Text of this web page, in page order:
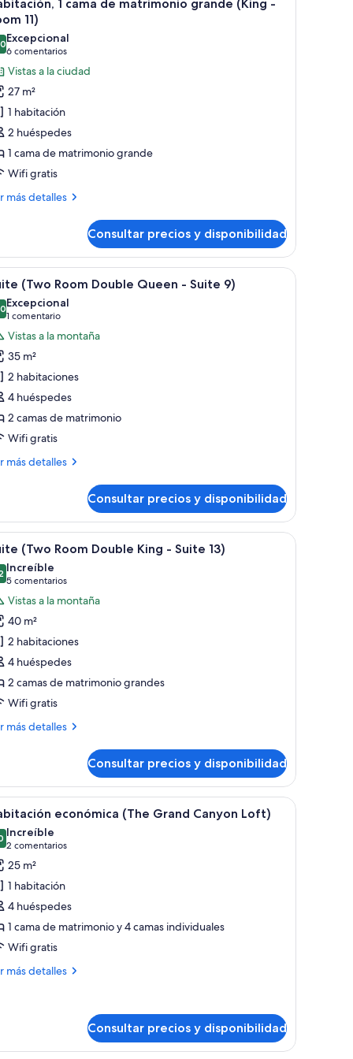
1 cama de matrimonio grande (King -
11)
de 10
Excepcional
6 comentarios
(6 comentarios)
Vistas a la ciudad
27 m²
1 habitación
2 huéspedes
1 cama de matrimonio grande
Wifi gratis
más detalles
Consultar precios y disponibilidad
mesita de noche de madera, una lámpara de pie y una ventana con
Un dormitorio con cama, mesita de noche y
10 (Two Room Double Queen - Suite 9)
de 10
Excepcional
1 comentario
(1 comentario)
Vistas a la montaña
35 m²
2 habitaciones
4 huéspedes
2 camas de matrimonio
Wifi gratis
más detalles
Consultar precios y disponibilidad
de noche, una lámpara y una ventana con cortinas.
Una cama bien hecha con sábanas
7 (Two Room Double King - Suite 13)
de 10
Increíble
5 comentarios
(5 comentarios)
Vistas a la montaña
40 m²
2 habitaciones
4 huéspedes
2 camas de matrimonio grandes
Wifi gratis
más detalles
Consultar precios y disponibilidad
cortinas.un mueble pequeño de madera y una silla.Un dormitorio con escalera de madera, una
13 económica (The Grand Canyon Loft)
de 10
Increíble
2 comentarios
(2 comentarios)
25 m²
1 habitación
4 huéspedes
1 cama de matrimonio y 4 camas individuales
Wifi gratis
más detalles
Consultar precios y disponibilidad